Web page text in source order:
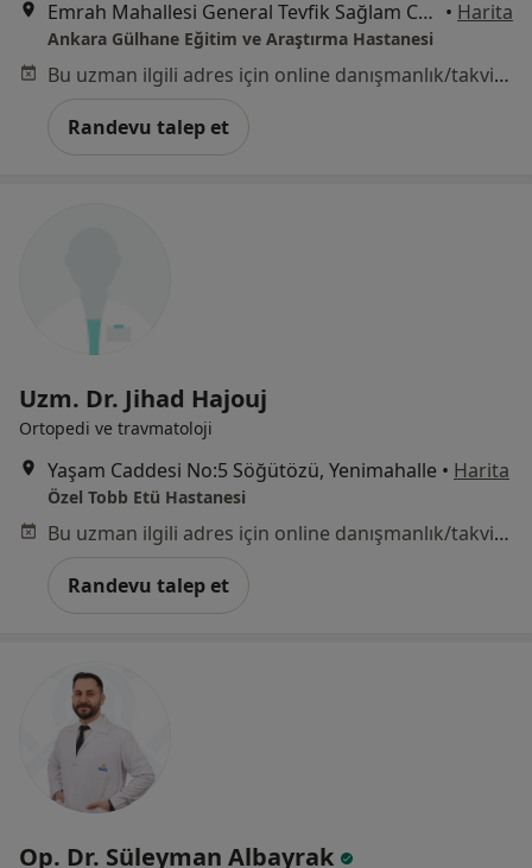
Emrah Mahallesi General Tevfik Sağlam Caddesi, Keçiören, Ankara • Harita
Ankara Gülhane Eğitim ve Araştırma Hastanesi
Bu uzman ilgili adres için online danışmanlık/takvim sunmuyor.
Randevu talep et
Uzm. Dr. Jihad Hajouj
Ortopedi ve travmatoloji
Yaşam Caddesi No:5 Söğütözü, Yenimahalle • Harita
Özel Tobb Etü Hastanesi
Bu uzman ilgili adres için online danışmanlık/takvim sunmuyor.
Randevu talep et
Op. Dr. Süleyman Albayrak